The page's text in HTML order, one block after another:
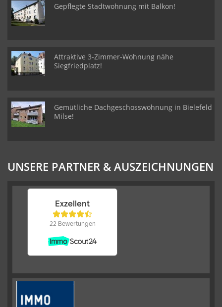
Gepflegte Stadtwohnung mit Balkon!
Attraktive 3-Zimmer-Wohnung nähe
Siegfriedplatz!
Gemütliche Dachgeschosswohnung in Bielefeld
Milse!
UNSERE PARTNER & AUSZEICHNUNGEN